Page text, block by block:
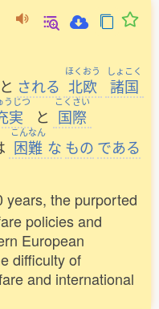
と される
ほくおう
北欧
しょこく
諸国
うじつ
実 と
こくさい
国際
こんなん
困難 な もの である
years, the purported
policies and
European
difficulty of
and international